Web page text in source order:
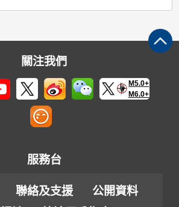
關注我們
M5.0+
M6.0+
服務台
聯絡及支援
公開資料